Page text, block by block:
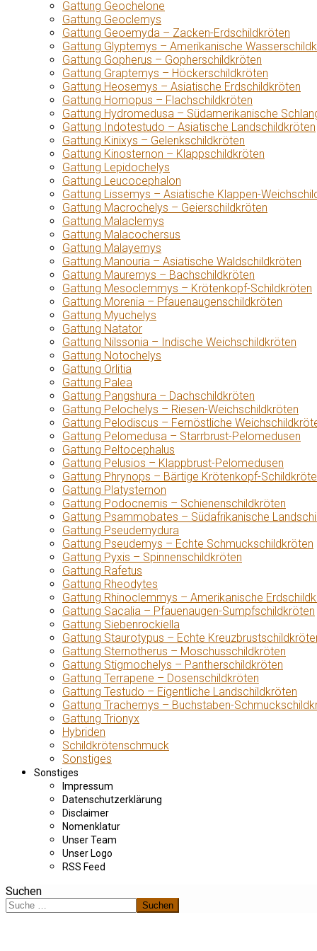
Gattung Geochelone
Gattung Geoclemys
Gattung Geoemyda – Zacken-Erdschildkröten
Gattung Glyptemys – Amerikanische
Gattung Gopherus – Gopherschildkröten
Gattung Graptemys – Höckerschildkröten
Gattung Heosemys – Asiatische Erdschildkröten
Gattung Homopus – Flachschildkröten
Gattung Hydromedusa – Südamerikanische
Gattung Indotestudo – Asiatische Landschildkröten
Gattung Kinixys – Gelenkschildkröten
Gattung Kinosternon – Klappschildkröten
Gattung Lepidochelys
Gattung Leucocephalon
Gattung Lissemys – Asiatische Klappen-
Gattung Macrochelys – Geierschildkröten
Gattung Malaclemys
Gattung Malacochersus
Gattung Malayemys
Gattung Manouria – Asiatische Waldschildkröten
Gattung Mauremys – Bachschildkröten
Gattung Mesoclemmys – Krötenkopf-Schildkröten
Gattung Morenia – Pfauenaugenschildkröten
Gattung Myuchelys
Gattung Natator
Gattung Nilssonia – Indische Weichschildkröten
Gattung Notochelys
Gattung Orlitia
Gattung Palea
Gattung Pangshura – Dachschildkröten
Gattung Pelochelys – Riesen-Weichschildkröten
Gattung Pelodiscus – Fernöstliche
Gattung Pelomedusa – Starrbrust-Pelomedusen
Gattung Peltocephalus
Gattung Pelusios – Klappbrust-Pelomedusen
Gattung Phrynops – Bärtige Krötenkopf-
Gattung Platysternon
Gattung Podocnemis – Schienenschildkröten
Gattung Psammobates – Südafrikanische
Gattung Pseudemydura
Gattung Pseudemys – Echte Schmuckschildkröten
Gattung Pyxis – Spinnenschildkröten
Gattung Rafetus
Gattung Rheodytes
Gattung Rhinoclemmys – Amerikanische
Gattung Sacalia – Pfauenaugen-Sumpfschildkröten
Gattung Siebenrockiella
Gattung Staurotypus – Echte
Gattung Sternotherus – Moschusschildkröten
Gattung Stigmochelys – Pantherschildkröten
Gattung Terrapene – Dosenschildkröten
Gattung Testudo – Eigentliche Landschildkröten
Gattung Trachemys – Buchstaben-
Gattung Trionyx
Hybriden
Schildkrötenschmuck
Sonstiges
Sonstiges
Impressum
Datenschutzerklärung
Disclaimer
Nomenklatur
Unser Team
Unser Logo
RSS Feed
Suchen
Suchen